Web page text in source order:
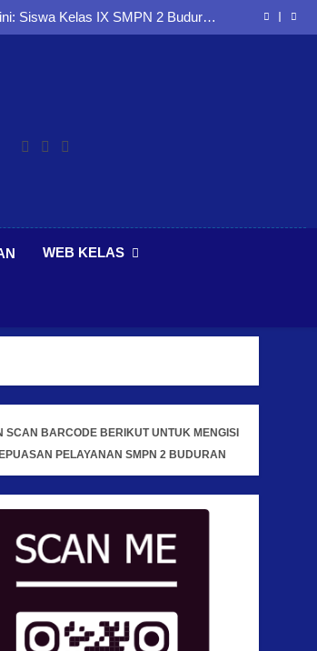
Bersama Koramil Buduran
Siswa Kelas IX SMPN 2 Buduran
Seminar Entrepreneurship
dan Berkarakter melalui Sosialisasi
WEB KELAS
SCAN BARCODE BERIKUT UNTUK MENGISI
PELAYANAN SMPN 2 BUDURAN